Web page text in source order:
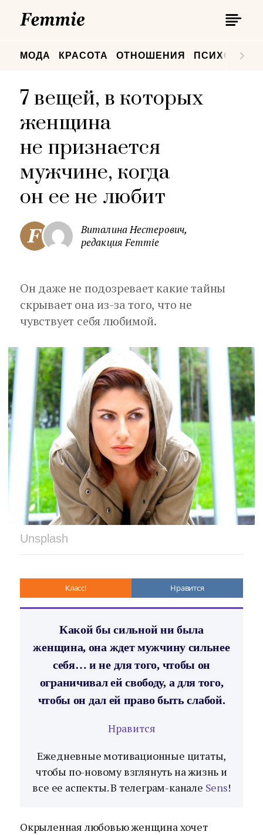
МОДА КРАСОТА ОТНОШЕНИЯ
7 вещей, в которых
женщина
не признается
мужчине, когда
он ее не любит
Виталина Нестерович,
редакция Femmie
Он даже не подозревает какие тайны
скрывает она из-за того, что не
чувствует себя любимой.
Unsplash
Класс! Нравится
Какой бы сильной ни была
женщина, она ждет мужчину сильнее
себя… и не для того, чтобы он
ограничивал ей свободу, а для того,
чтобы он дал ей право быть слабой.
Нравится
Ежедневные мотивационные цитаты,
чтобы по-новому взглянуть на жизнь и
все ее аспекты. В телеграм-канале Sens!
Окрыленная любовью женщина хочет